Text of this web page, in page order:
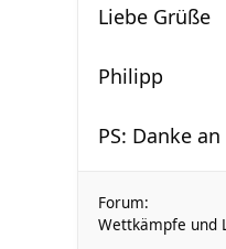
Liebe Grüße
Philipp
PS: Danke
Forum:
Wettkämpfe und